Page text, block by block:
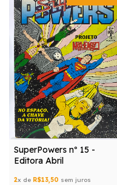
SuperPowers nº 15 -
Editora Abril
2x de R$13,50 sem juros